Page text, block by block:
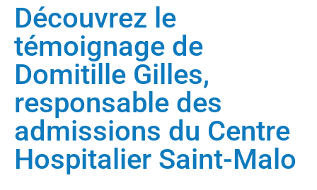
Découvrez le
témoignage de
Domitille Gilles,
responsable des
admissions du Centre
Hospitalier Saint-Malo